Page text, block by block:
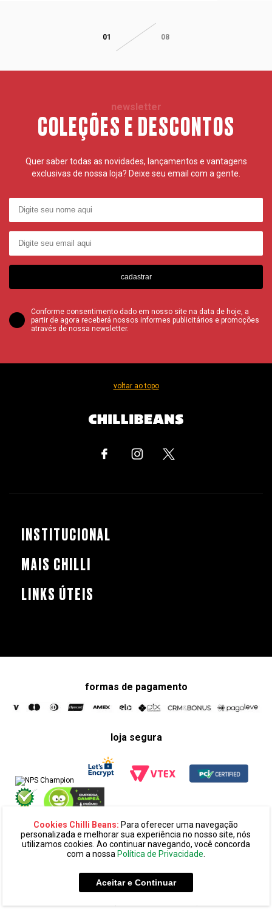
Cookies Chilli Beans: Para oferecer uma navegação
personalizada e melhorar sua experiência no nosso site, nós
utilizamos cookies. Ao continuar navegando, você concorda
com a nossa Política de Privacidade.
Aceitar e Continuar
01 08
newsletter
COLEÇÕES E DESCONTOS
Quer saber todas as novidades, lançamentos e vantagens
exclusivas de nossa loja? Deixe seu email com a gente.
cadastrar
Conforme consentimento dado em nosso site na data de hoje, a
partir de agora receberá nossos informes publicitários e promoções
através de nossa newsletter.
voltar ao topo
INSTITUCIONAL
MAIS CHILLI
LINKS ÚTEIS
formas de pagamento
loja segura
ltda. cnpj: 14.439.371/0002-60
alameda amazonas, 594, terreo mezanino, alphaville